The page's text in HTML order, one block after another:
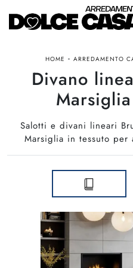
HOME - ARREDAMENTO
Divano
Salotti e divani lineari
Marsiglia in tessuto per